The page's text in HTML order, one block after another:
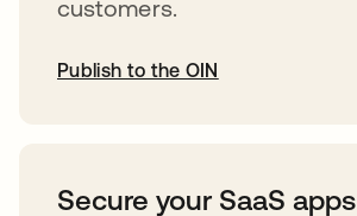
customers.
Publish to the OIN
Secure your SaaS apps